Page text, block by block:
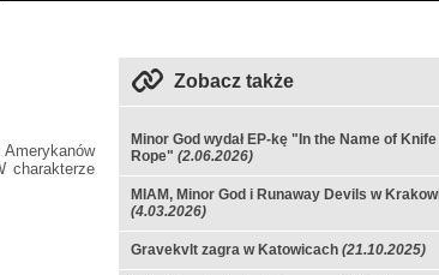
charakterze
Zobacz także
Minor God wydał EP-kę "In the Name of Knife
Rope" (2.06.2026)
MIAM, Minor God i Runaway Devils w
(4.03.2026)
Gravekvlt zagra w Katowicach (21.10.2025)